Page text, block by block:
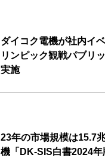
ダイコク電機が社内イ
リンピック観戦パブリ
実施
23年の市場規模は15.7
機「DK-SIS白書2024年